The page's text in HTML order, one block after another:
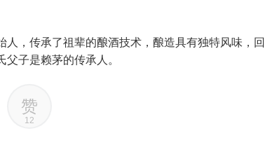
，传承了祖辈的酿酒技术，酿造具有独特风味，回
子是赖茅的传承人。
赞
12